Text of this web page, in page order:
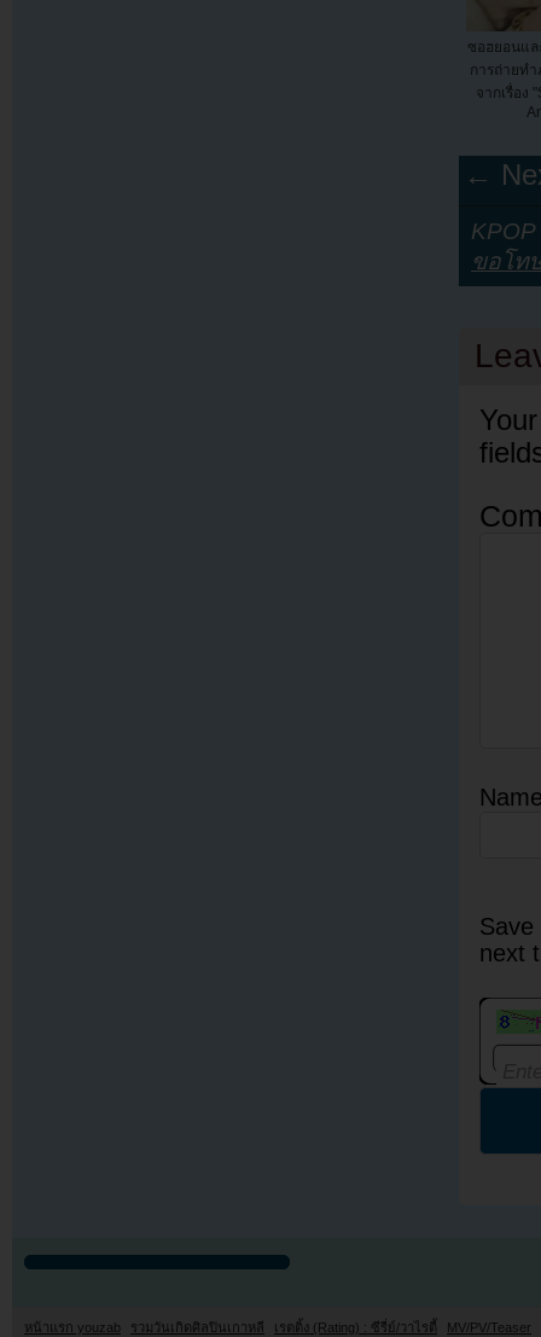
ซอฮยอนแล
การถ่ายท
จากเรื่อง
←
ขอโท
next
หน้าแรก youzab รวมวันเกิดศิลปินเกาหลี เรตติ้ง (Rating) : ซีรี่ย์/วาไรตี้
MV/PV/Teaser